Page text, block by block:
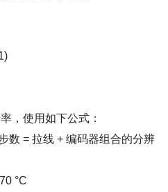
，使用如下公式：
数 = 拉线 + 编码器组合的分辨
°C